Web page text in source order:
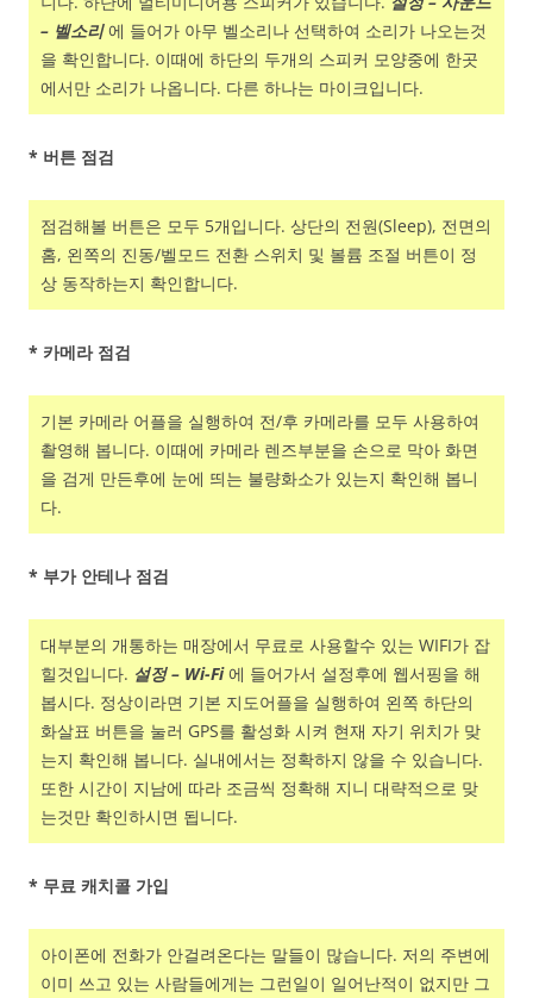
– 벨소리에 들어가 아무 벨소리나 선택하여 소리가 나오는것
을 확인합니다. 이때에 하단의 두개의 스피커 모양중에 한곳
에서만 소리가 나옵니다. 다른 하나는 마이크입니다.
* 버튼 점검
점검해볼 버튼은 모두 5개입니다. 상단의 전원(Sleep), 전면의
홈, 왼쪽의 진동/벨모드 전환 스위치 및 볼륨 조절 버튼이 정
상 동작하는지 확인합니다.
* 카메라 점검
기본 카메라 어플을 실행하여 전/후 카메라를 모두 사용하여
촬영해 봅니다. 이때에 카메라 렌즈부분을 손으로 막아 화면
을 검게 만든후에 눈에 띄는 불량화소가 있는지 확인해 봅니
다.
* 부가 안테나 점검
대부분의 개통하는 매장에서 무료로 사용할수 있는 WIFI가 잡
힐것입니다. 설정 – Wi-Fi에 들어가서 설정후에 웹서핑을 해
봅시다. 정상이라면 기본 지도어플을 실행하여 왼쪽 하단의
화살표 버튼을 눌러 GPS를 활성화 시켜 현재 자기 위치가 맞
는지 확인해 봅니다. 실내에서는 정확하지 않을 수 있습니다.
또한 시간이 지남에 따라 조금씩 정확해 지니 대략적으로 맞
는것만 확인하시면 됩니다.
* 무료 캐치콜 가입
아이폰에 전화가 안걸려온다는 말들이 많습니다. 저의 주변에
이미 쓰고 있는 사람들에게는 그런일이 일어난적이 없지만 그